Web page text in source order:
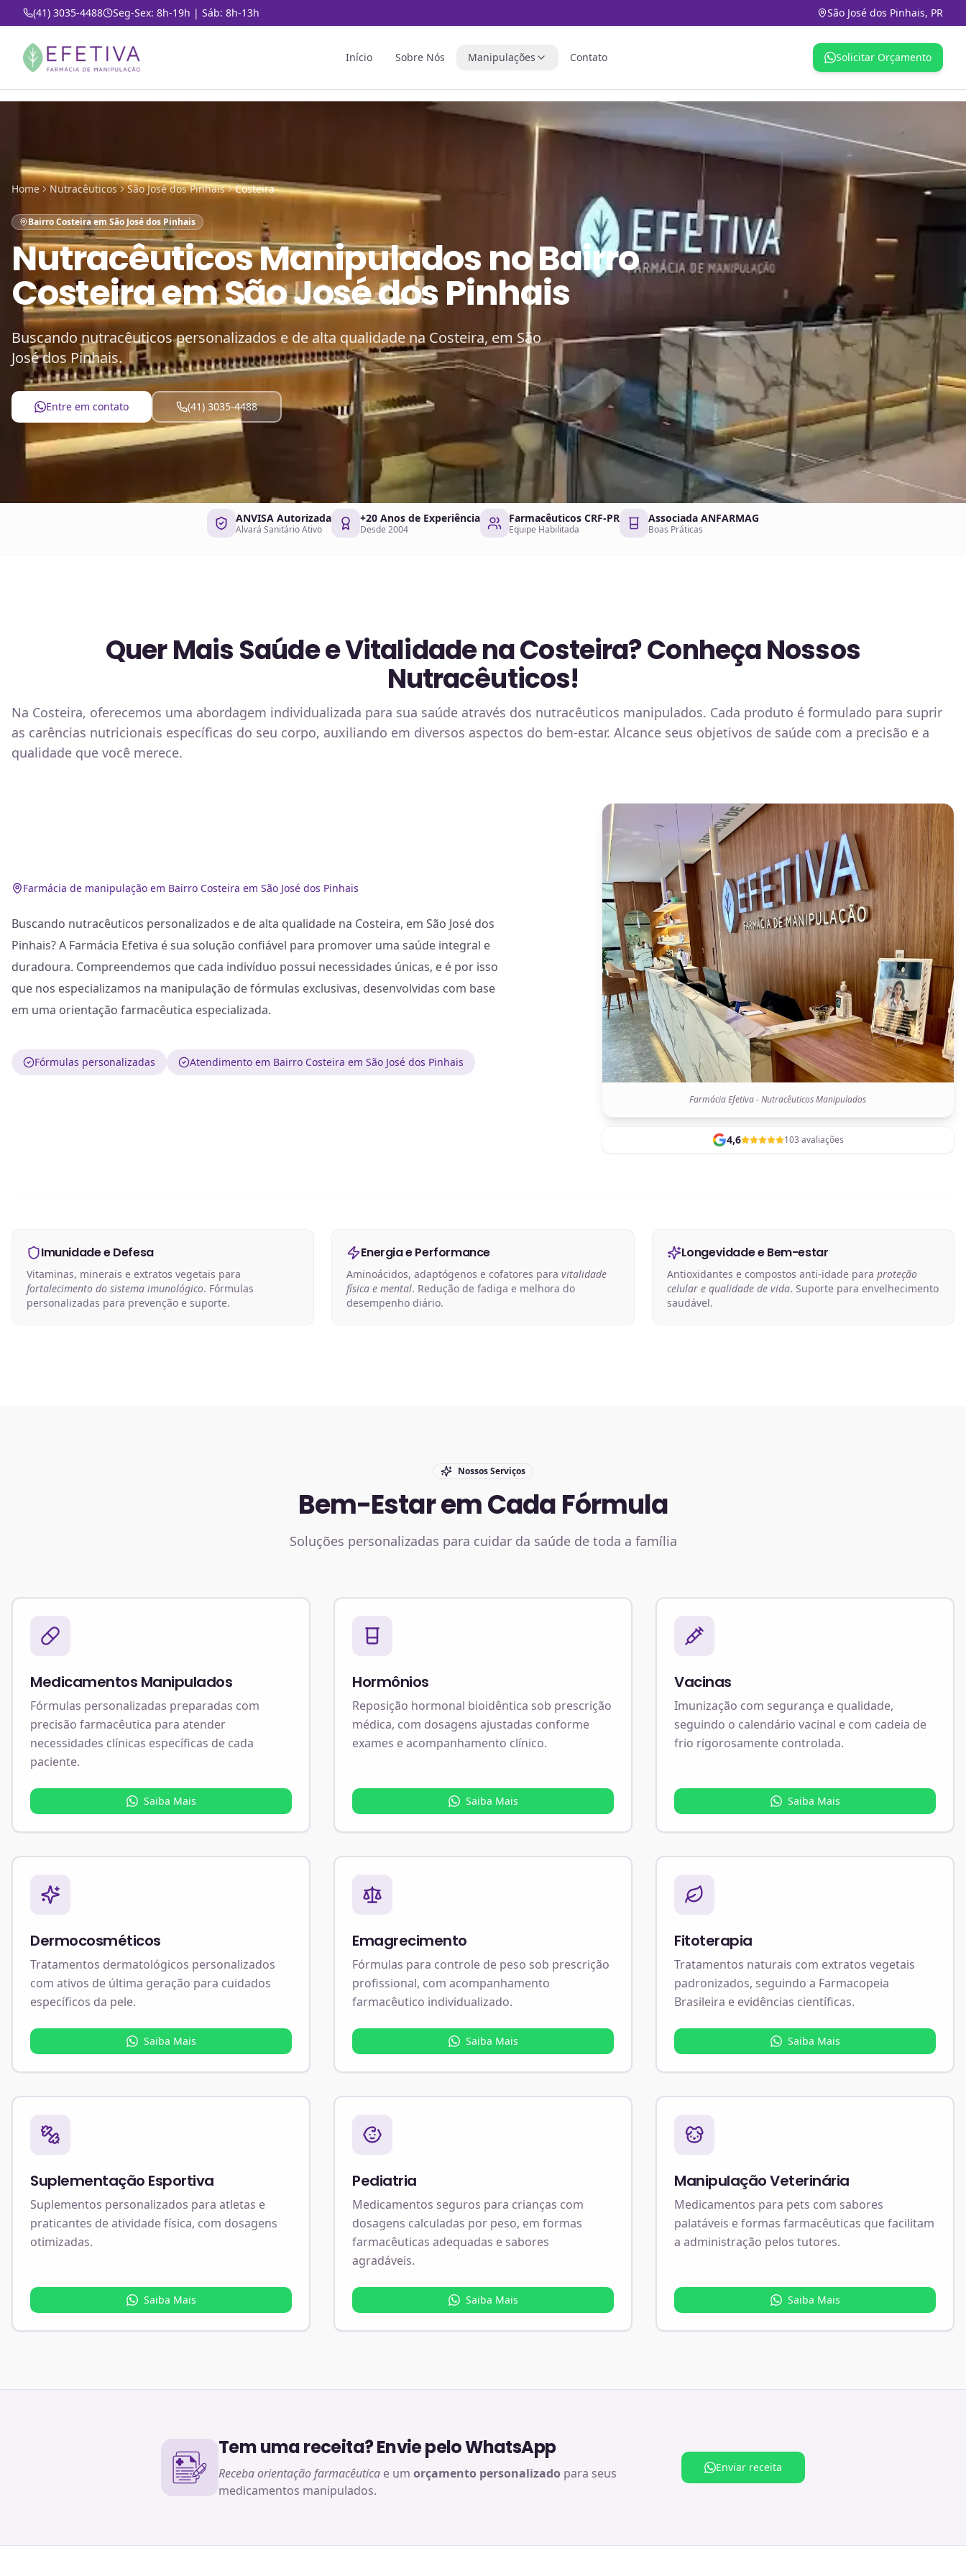
(41) 3035-4488 Seg-Sex: 8h-19h | Sáb: 8h-13h São José dos Pinhais, PR
Início Sobre Nós Manipulações Contato Solicitar Orçamento
Home Nutracêuticos São José dos Pinhais Costeira
Bairro Costeira em São José dos Pinhais
Nutracêuticos ManipuladosnoBairro
Costeira em São José dos Pinhais
Buscando nutracêuticos personalizados e de alta qualidade na Costeira, em São
José dos Pinhais.
Entre em contato (41) 3035-4488
ANVISA Autorizada
Alvará Sanitário Ativo
+20 Anos de Experiência
Desde 2004
Farmacêuticos CRF-PR
Equipe Habilitada
Associada ANFARMAG
Boas Práticas
Quer Mais Saúde e Vitalidade na Costeira? Conheça Nossos
Nutracêuticos!
Na Costeira, oferecemos uma abordagem individualizada para sua saúde através dos nutracêuticos manipulados. Cada produto é formulado para suprir
as carências nutricionais específicas do seu corpo, auxiliando em diversos aspectos do bem-estar. Alcance seus objetivos de saúde com a precisão e a
qualidade que você merece.
Farmácia de manipulação em Bairro Costeira em São José dos Pinhais
Buscando nutracêuticos personalizados e de alta qualidade na Costeira, em São José dos
Pinhais? A Farmácia Efetiva é sua solução confiável para promover uma saúde integral e
duradoura. Compreendemos que cada indivíduo possui necessidades únicas, e é por isso
que nos especializamos na manipulação de fórmulas exclusivas, desenvolvidas com base
em uma orientação farmacêutica especializada.
Fórmulas personalizadas Atendimento em Bairro Costeira em São José dos Pinhais
Farmácia Efetiva - Nutracêuticos Manipulados
4,6 103 avaliações
Imunidade e Defesa
Vitaminas, minerais e extratos vegetais para
fortalecimento do sistema imunológico. Fórmulas
personalizadas para prevenção e suporte.
Energia e Performance
Aminoácidos, adaptógenos e cofatores paravitalidade
física e mental. Redução de fadiga e melhora do
desempenho diário.
Longevidade e Bem-estar
Antioxidantes e compostos anti-idade para proteção
celular e qualidade de vida. Suporte para envelhecimento
saudável.
Nossos Serviços
Bem-Estar em Cada Fórmula
Soluções personalizadas para cuidar da saúde de toda a família
Medicamentos Manipulados
Fórmulas personalizadas preparadas com
precisão farmacêutica para atender
necessidades clínicas específicas de cada
paciente.
Saiba Mais
Hormônios
Reposição hormonal bioidêntica sob prescrição
médica, com dosagens ajustadas conforme
exames e acompanhamento clínico.
Saiba Mais
Vacinas
Imunização com segurança e qualidade,
seguindo o calendário vacinal e com cadeia de
frio rigorosamente controlada.
Saiba Mais
Dermocosméticos
Tratamentos dermatológicos personalizados
com ativos de última geração para cuidados
específicos da pele.
Saiba Mais
Emagrecimento
Fórmulas para controle de peso sob prescrição
profissional, com acompanhamento
farmacêutico individualizado.
Saiba Mais
Fitoterapia
Tratamentos naturais com extratos vegetais
padronizados, seguindo a Farmacopeia
Brasileira e evidências científicas.
Saiba Mais
Suplementação Esportiva
Suplementos personalizados para atletas e
praticantes de atividade física, com dosagens
otimizadas.
Saiba Mais
Pediatria
Medicamentos seguros para crianças com
dosagens calculadas por peso, em formas
farmacêuticas adequadas e sabores
agradáveis.
Saiba Mais
Manipulação Veterinária
Medicamentos para pets com sabores
palatáveis e formas farmacêuticas que facilitam
a administração pelos tutores.
Saiba Mais
Tem uma receita? Envie pelo WhatsApp
Receba orientação farmacêutica e um orçamento personalizado para seus
medicamentos manipulados.
Enviar receita